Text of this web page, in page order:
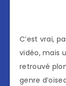
C’est vrai,
vidéo, mais
retrouvé
genre